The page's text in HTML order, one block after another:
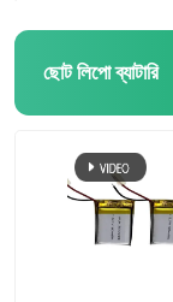
ছোট লিপো ব্যাটারি